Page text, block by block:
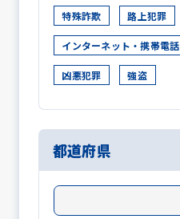
特殊詐欺 路上犯罪
インターネット・携帯電話
凶悪犯罪 強盗
都道府県